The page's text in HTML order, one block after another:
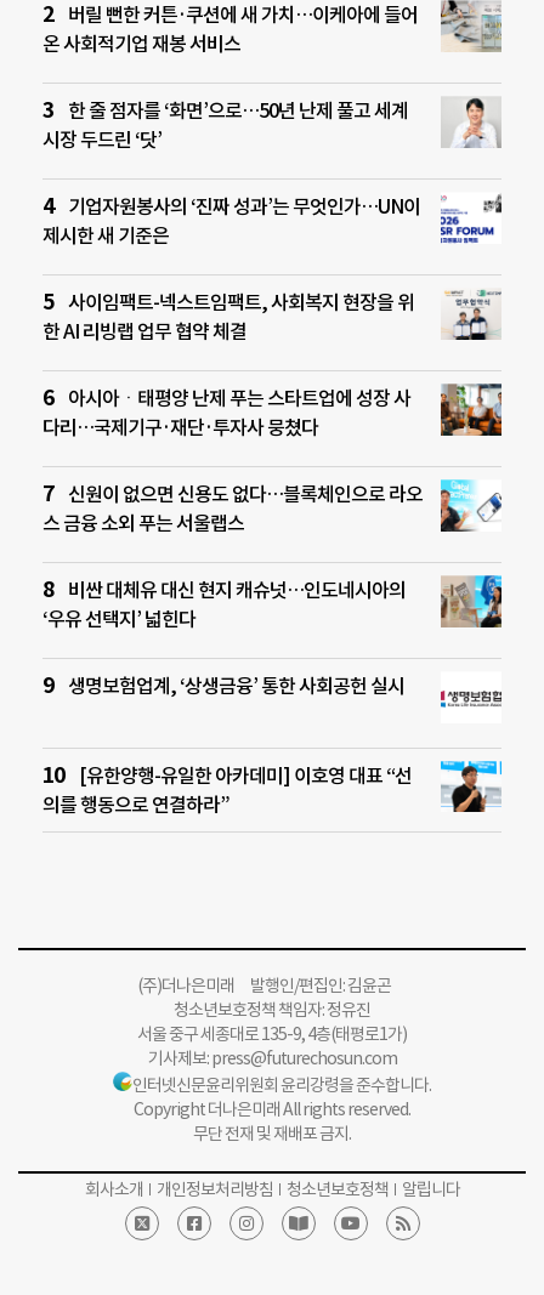
버릴 뻔한 커튼·쿠션에 새 가치…이케아에 들어
온 사회적기업 재봉 서비스
한 줄 점자를 ‘화면’으로…50년 난제 풀고 세계
시장 두드린 ‘닷’
기업자원봉사의 ‘진짜 성과’는 무엇인가…UN이
제시한 새 기준은
사이임팩트-넥스트임팩트, 사회복지 현장을 위
한 AI 리빙랩 업무 협약 체결
아시아ㆍ태평양 난제 푸는 스타트업에 성장 사
다리…국제기구·재단·투자사 뭉쳤다
신원이 없으면 신용도 없다…블록체인으로 라오
스 금융 소외 푸는 서울랩스
비싼 대체유 대신 현지 캐슈넛…인도네시아의
‘우유 선택지’ 넓힌다
생명보험업계, ‘상생금융’ 통한 사회공헌 실시
[유한양행-유일한 아카데미] 이호영 대표 “선
의를 행동으로 연결하라”
(주)더나은미래 발행인/편집인: 김윤곤
청소년보호정책 책임자: 정유진
서울 중구 세종대로 135-9, 4층(태평로1가)
기사제보:press@futurechosun.com
인터넷신문윤리위원회 윤리강령을 준수합니다.
Copyright 더나은미래 All rights reserved.
무단 전재 및 재배포 금지.
회사소개 개인정보처리방침 청소년보호정책 알립니다